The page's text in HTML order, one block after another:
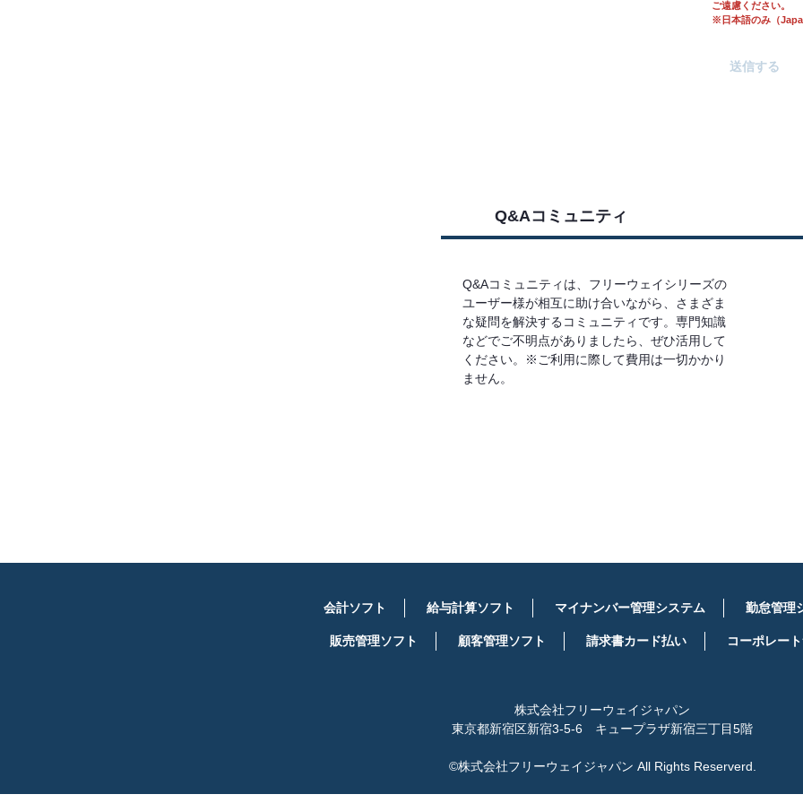
ご遠慮ください。
※日本語のみ（
Q&Aコミュニティ
Q&Aコミュニティは、フリーウェイシリーズの
ユーザー様が相互に助け合いながら、さまざま
な疑問を解決するコミュニティです。専門知識
などでご不明点がありましたら、ぜひ活用して
ください。※ご利用に際して費用は一切かかり
ません。
会計ソフト 給与計算ソフト マイナンバー管理システム 勤怠管理
販売管理ソフト 顧客管理ソフト 請求書カード払い コーポレー
株式会社フリーウェイジャパン
東京都新宿区新宿3-5-6 キュープラザ新宿三丁目5階
©株式会社フリーウェイジャパン All Rights Reserverd.